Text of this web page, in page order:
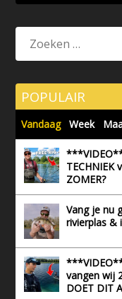
POPULAIR
Vandaag Week
TECHNIEK
ZOMER?
Vang je nu
rivierplas &
vangen wij
DOET DIT